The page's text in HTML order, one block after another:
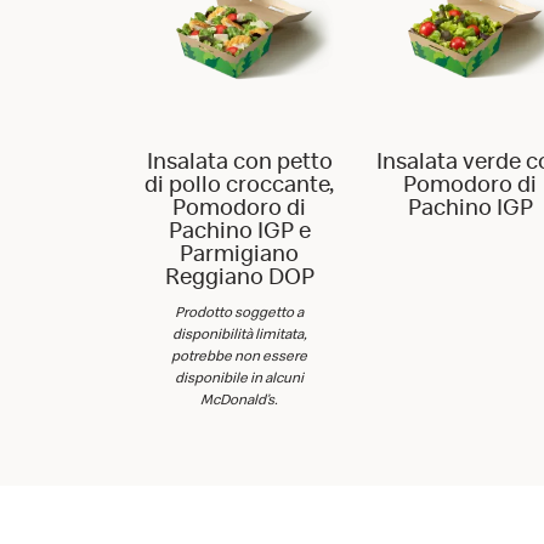
Insalata con petto
di pollo croccante,
Pomodoro di
Pachino IGP e
Parmigiano
Reggiano DOP
Prodotto soggetto a
disponibilità limitata,
potrebbe non essere
disponibile in alcuni
McDonald’s.
Insalata verde
Pomodoro di
Pachino IGP